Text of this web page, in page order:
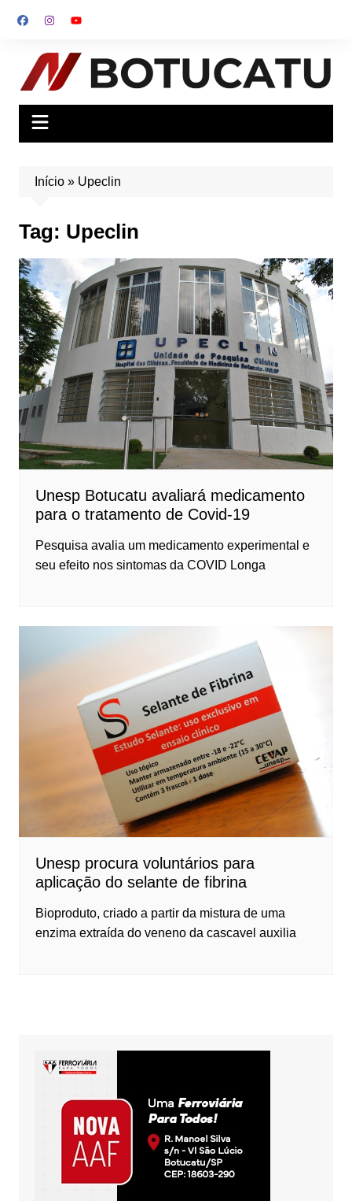
para
conteúdo
Início» Upeclin
Tag: Upeclin
Unesp Botucatu avaliará medicamento
para o tratamento de Covid-19
Pesquisa avalia um medicamento experimental e
seu efeito nos sintomas da COVID Longa
Unesp procura voluntários para
aplicação do selante de fibrina
Bioproduto, criado a partir da mistura de uma
enzima extraída do veneno da cascavel auxilia